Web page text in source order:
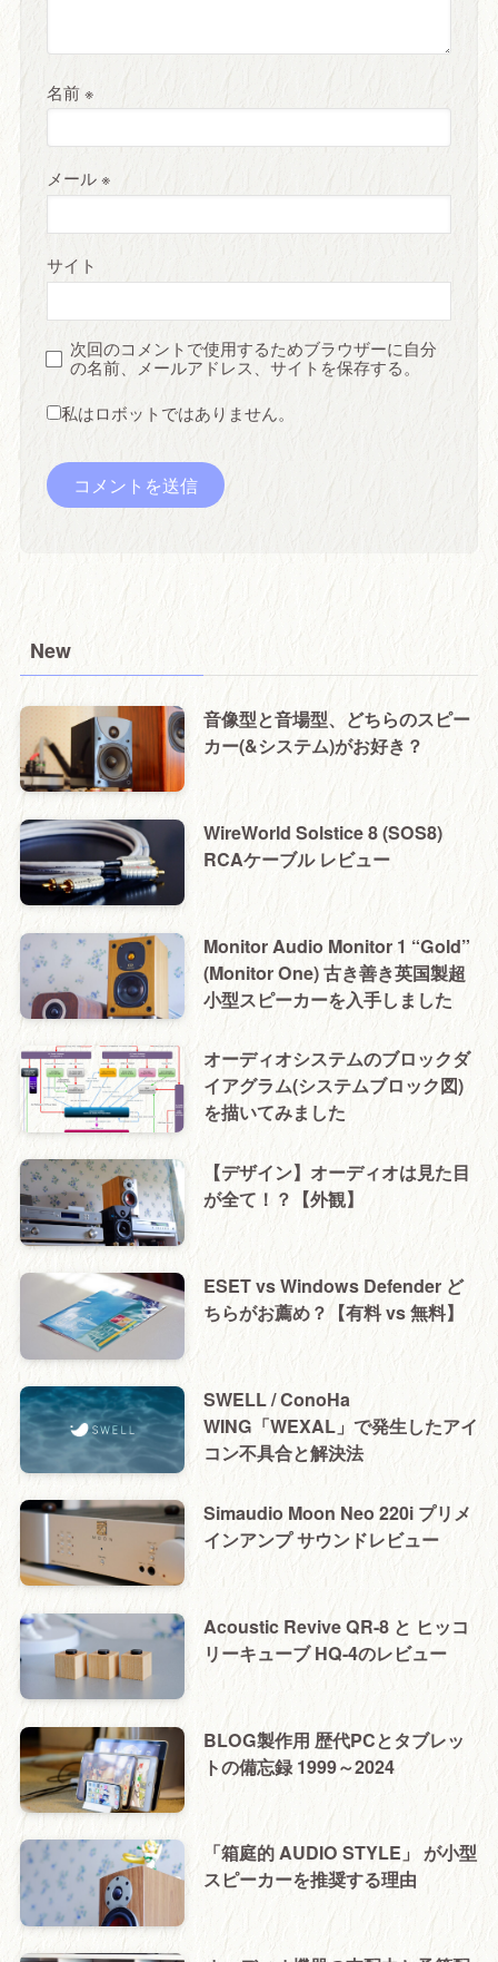
名前※
メール※
サイト
次回のコメントで使用するためブラウザーに自分
の名前、メールアドレス、サイトを保存する。
私はロボットではありません。
New
音像型と音場型、どちらのスピー
カー(&システム)がお好き？
WireWorld Solstice 8 (SOS8)
RCAケーブル レビュー
Monitor Audio Monitor 1 “Gold”
(Monitor One) 古き善き英国製超
小型スピーカーを入手しました
オーディオシステムのブロックダ
イアグラム(システムブロック図)
を描いてみました
【デザイン】オーディオは見た目
が全て！？【外観】
ESET vs Windows Defender ど
ちらがお薦め？【有料 vs 無料】
SWELL / ConoHa
WING「WEXAL」で発生したアイ
コン不具合と解決法
Simaudio Moon Neo 220i プリメ
インアンプ サウンドレビュー
Acoustic Revive QR-8 と ヒッコ
リーキューブ HQ-4のレビュー
BLOG製作用 歴代PCとタブレッ
トの備忘録 1999～2024
「箱庭的 AUDIO STYLE」 が小型
スピーカーを推奨する理由